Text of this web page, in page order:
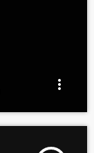
more_vert